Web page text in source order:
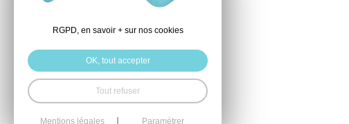
RGPD, en savoir + sur nos cookies
OK, tout accepter
Tout refuser
Mentions légales Paramétrer